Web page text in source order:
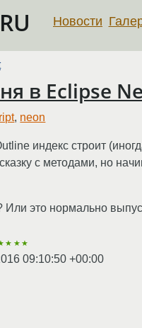
Новости
в Eclipse
, neon
индекс строит
с методами, но
Или это нормально
09:10:50 +00:00